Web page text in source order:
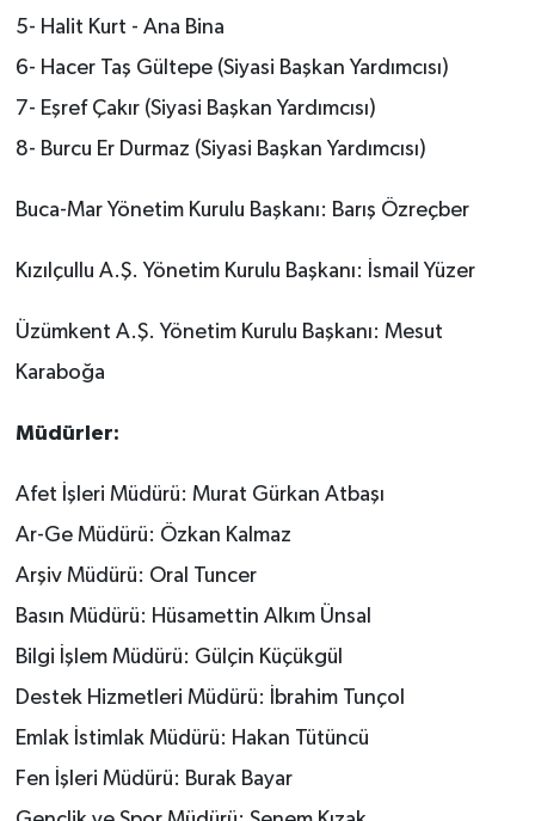
5- Halit Kurt - Ana Bina
6- Hacer Taş Gültepe (Siyasi Başkan Yardımcısı)
7- Eşref Çakır (Siyasi Başkan Yardımcısı)
8- Burcu Er Durmaz (Siyasi Başkan Yardımcısı)
Buca-Mar Yönetim Kurulu Başkanı: Barış Özreçber
Kızılçullu A.Ş. Yönetim Kurulu Başkanı: İsmail Yüzer
Üzümkent A.Ş. Yönetim Kurulu Başkanı: Mesut
Karaboğa
Müdürler:
Afet İşleri Müdürü: Murat Gürkan Atbaşı
Ar-Ge Müdürü: Özkan Kalmaz
Arşiv Müdürü: Oral Tuncer
Basın Müdürü: Hüsamettin Alkım Ünsal
Bilgi İşlem Müdürü: Gülçin Küçükgül
Destek Hizmetleri Müdürü: İbrahim Tunçol
Emlak İstimlak Müdürü: Hakan Tütüncü
Fen İşleri Müdürü: Burak Bayar